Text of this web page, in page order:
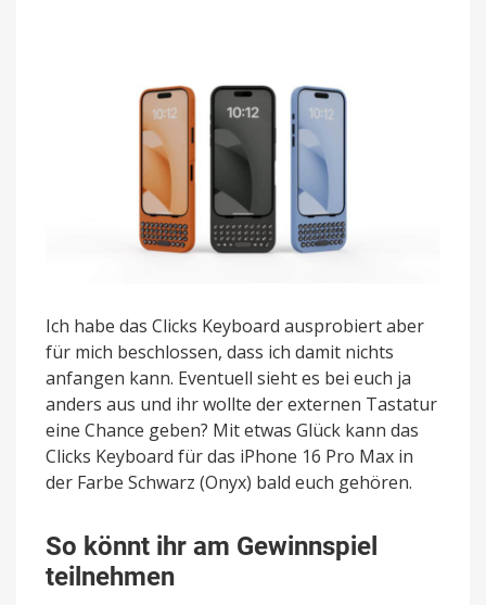
Ich habe das Clicks Keyboard ausprobiert aber
für mich beschlossen, dass ich damit nichts
anfangen kann. Eventuell sieht es bei euch ja
anders aus und ihr wollte der externen Tastatur
eine Chance geben? Mit etwas Glück kann das
Clicks Keyboard für das iPhone 16 Pro Max in
der Farbe Schwarz (Onyx) bald euch gehören.
So könnt ihr am Gewinnspiel
teilnehmen